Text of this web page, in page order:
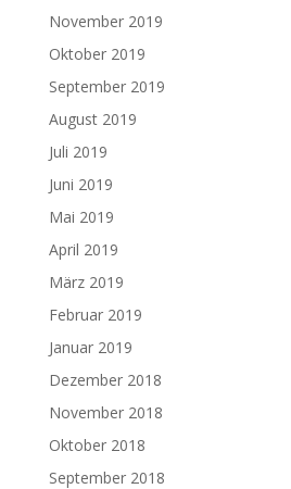
November 2019
Oktober 2019
September 2019
August 2019
Juli 2019
Juni 2019
Mai 2019
April 2019
März 2019
Februar 2019
Januar 2019
Dezember 2018
November 2018
Oktober 2018
September 2018